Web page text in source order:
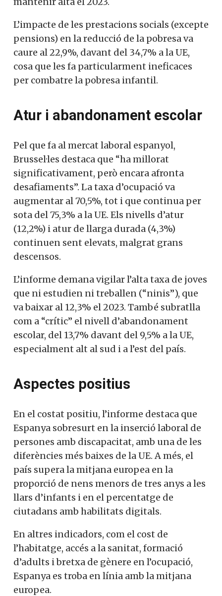
L’impacte de les prestacions socials (excepte
pensions) en la reducció de la pobresa va
caure al 22,9%, davant del 34,7% a la UE,
cosa que les fa particularment ineficaces
per combatre la pobresa infantil.
Atur i abandonament escolar
Pel que fa al mercat laboral espanyol,
Brussel·les destaca que “ha millorat
significativament, però encara afronta
desafiaments”. La taxa d’ocupació va
augmentar al 70,5%, tot i que continua per
sota del 75,3% a la UE. Els nivells d’atur
(12,2%) i atur de llarga durada (4,3%)
continuen sent elevats, malgrat grans
descensos.
L’informe demana vigilar l’alta taxa de joves
que ni estudien ni treballen (“ninis”), que
va baixar al 12,3% el 2023. També subratlla
com a “crític” el nivell d’abandonament
escolar, del 13,7% davant del 9,5% a la UE,
especialment alt al sud i a l’est del país.
Aspectes positius
En el costat positiu, l’informe destaca que
Espanya sobresurt en la inserció laboral de
persones amb discapacitat, amb una de les
diferències més baixes de la UE. A més, el
país supera la mitjana europea en la
proporció de nens menors de tres anys a les
llars d’infants i en el percentatge de
ciutadans amb habilitats digitals.
En altres indicadors, com el cost de
l’habitatge, accés a la sanitat, formació
d’adults i bretxa de gènere en l’ocupació,
Espanya es troba en línia amb la mitjana
europea.